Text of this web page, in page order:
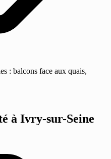
: balcons face aux quais,
à Ivry-sur-Seine